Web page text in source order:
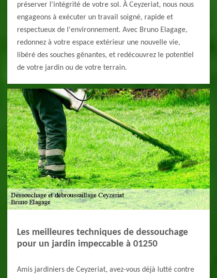
préserver l'intégrité de votre sol. À Ceyzeriat, nous nous
engageons à exécuter un travail soigné, rapide et
respectueux de l'environnement. Avec Bruno Elagage,
redonnez à votre espace extérieur une nouvelle vie,
libéré des souches gênantes, et redécouvrez le potentiel
de votre jardin ou de votre terrain.
Les meilleures techniques de dessouchage
pour un jardin impeccable à 01250
Amis jardiniers de Ceyzeriat, avez-vous déjà lutté contre